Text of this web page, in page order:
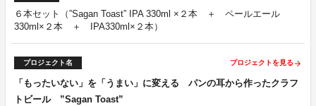
６本セット（”Sagan Toast” IPA 330ml ×２本 ＋ ペールエール
330ml×２本 ＋ IPA330ml×２本）
プロジェクト名 プロジェクトを見る arrow_forward
「もったいない」を「うまい」に変える パンの耳から作ったクラフ
トビール ”Sagan Toast”